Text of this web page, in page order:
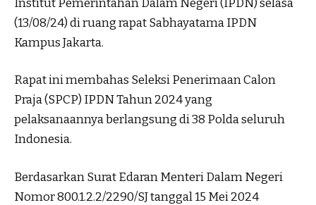
(13/08/24) di ruang rapat Sabhayatama IPDN
Kampus Jakarta.
Rapat ini membahas Seleksi Penerimaan Calon
Praja (SPCP) IPDN Tahun 2024 yang
pelaksanaannya berlangsung di 38 Polda seluruh
Indonesia.
Berdasarkan Surat Edaran Menteri Dalam Negeri
Nomor 800.1.2.2/2290/SJ tanggal 15 Mei 2024